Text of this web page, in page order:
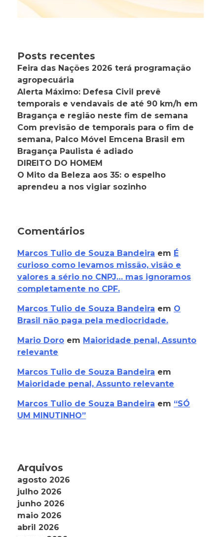
Posts recentes
Feira das Nações 2026 terá programação
agropecuária
Alerta Máximo: Defesa Civil prevê
temporais e vendavais de até 90 km/h em
Bragança e região neste fim de semana
Com previsão de temporais para o fim de
semana, Palco Móvel Emcena Brasil em
Bragança Paulista é adiado
DIREITO DO HOMEM
O Mito da Beleza aos 35: o espelho
aprendeu a nos vigiar sozinho
Comentários
Marcos Tulio de Souza Bandeira em É
curioso como levamos missão, visão e
valores a sério no CNPJ… mas ignoramos
completamente no CPF.
Marcos Tulio de Souza Bandeira em O
Brasil não paga pela mediocridade.
Mario Doro em Maioridade penal, Assunto
relevante
Marcos Tulio de Souza Bandeira em
Maioridade penal, Assunto relevante
Marcos Tulio de Souza Bandeira em “SÓ
UM MINUTINHO”
Arquivos
agosto 2026
julho 2026
junho 2026
maio 2026
abril 2026